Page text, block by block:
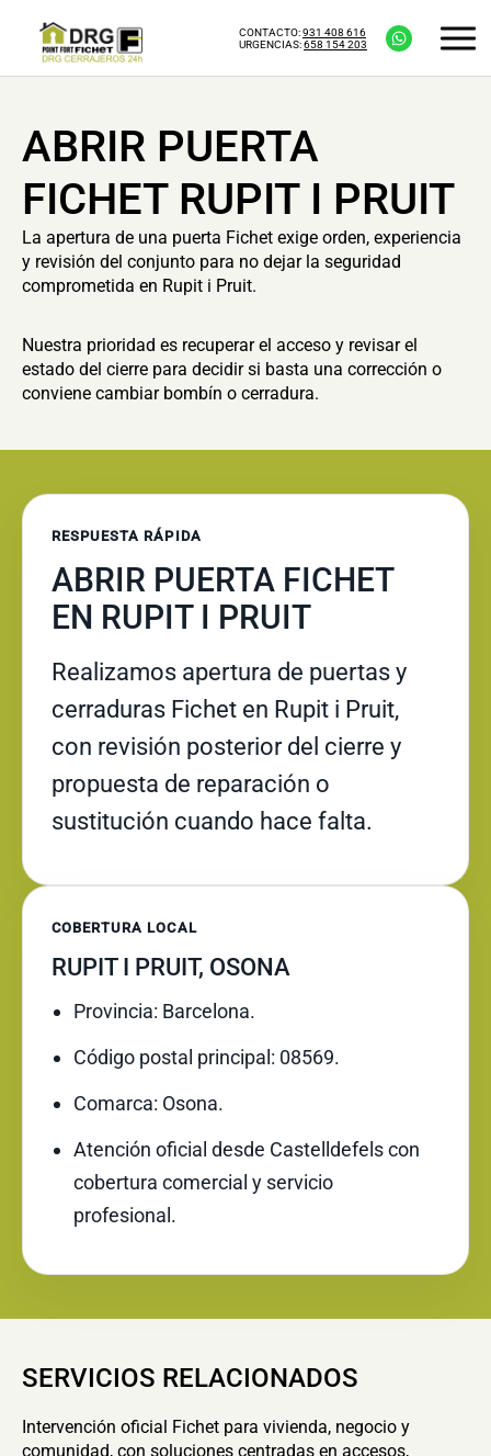
CONTACTO:931 408 616
URGENCIAS:658 154 203
ABRIR PUERTA
FICHET RUPIT I PRUIT
La apertura de una puerta Fichet exige orden, experiencia
y revisión del conjunto para no dejar la seguridad
comprometida en Rupit i Pruit.
Nuestra prioridad es recuperar el acceso y revisar el
estado del cierre para decidir si basta una corrección o
conviene cambiar bombín o cerradura.
RESPUESTA RÁPIDA
ABRIR PUERTA FICHET
EN RUPIT I PRUIT
Realizamos apertura de puertas y
cerraduras Fichet en Rupit i Pruit,
con revisión posterior del cierre y
propuesta de reparación o
sustitución cuando hace falta.
COBERTURA LOCAL
RUPIT I PRUIT, OSONA
Provincia: Barcelona.
Código postal principal: 08569.
Comarca: Osona.
Atención oficial desde Castelldefels con
cobertura comercial y servicio
profesional.
SERVICIOS RELACIONADOS
Intervención oficial Fichet para vivienda, negocio y
comunidad, con soluciones centradas en accesos,